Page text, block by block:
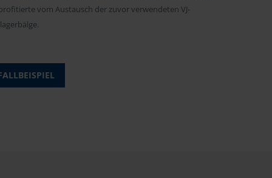
vom Austausch der zuvor verwendeten VJ-